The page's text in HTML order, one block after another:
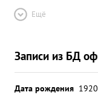
Ещё
Записи из БД
Дата рождения 1920